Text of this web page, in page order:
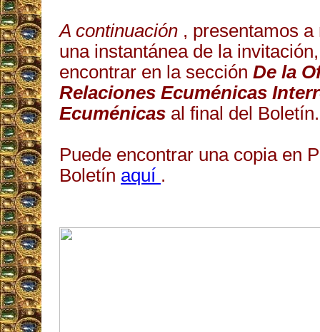
A continuación , presentamos
una instantánea de la
encontrar en la sección De la
Relaciones Ecuménicas
Ecuménicas al final del Boletín.
Puede encontrar una copia en
Boletín aquí .